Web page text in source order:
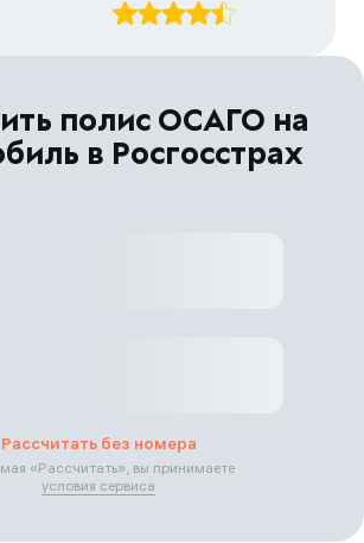
полис ОСАГО на
в Росгосстрах
Рассчитать без номера
«Рассчитать», вы принимаете
условия сервиса